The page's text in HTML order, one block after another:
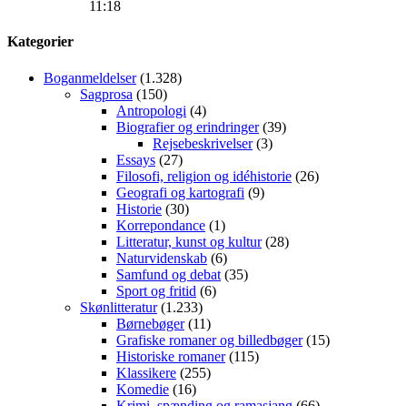
11:18
Kategorier
Boganmeldelser(1.328)
Sagprosa (150)
Antropologi (4)
Biografier og erindringer(39)
Rejsebeskrivelser(3)
Essays (27)
Filosofi, religion og idéhistorie (26)
Geografi og kartografi (9)
Historie (30)
Korrepondance (1)
Litteratur, kunst og kultur(28)
Naturvidenskab (6)
Samfund og debat (35)
Sport og fritid (6)
Skønlitteratur(1.233)
Børnebøger(11)
Grafiske romaner og billedbøger(15)
Historiske romaner(115)
Klassikere (255)
Komedie (16)